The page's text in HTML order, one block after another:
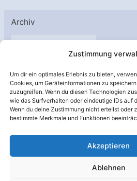
Zustimmung
Um dir ein optimales Erlebnis zu bieten,
Cookies, um Geräteinformationen zu
zuzugreifen. Wenn du diesen Technologien
wie das Surfverhalten oder eindeutige IDs auf
Wenn du deine Zustimmung nicht erteilst oder
bestimmte Merkmale und Funktionen
Akzeptieren
Ablehnen
Archiv
A
h
i
v
Unterstützt von: